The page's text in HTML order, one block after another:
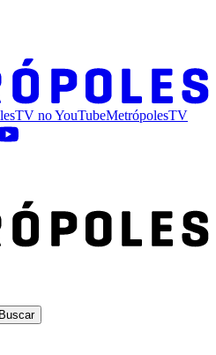
noYouTubeMetrópolesTV
Buscar